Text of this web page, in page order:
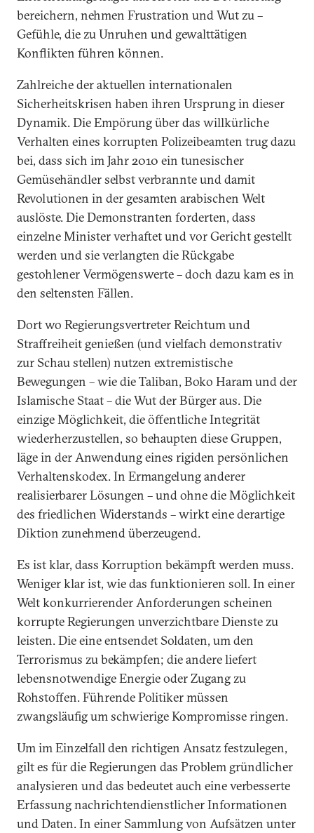
bereichern, nehmen Frustration und Wut zu –
Gefühle, die zu Unruhen und gewalttätigen
Konflikten führen können.
Zahlreiche der aktuellen internationalen
Sicherheitskrisen haben ihren Ursprung in dieser
Dynamik. Die Empörung über das willkürliche
Verhalten eines korrupten Polizeibeamten trug dazu
bei, dass sich im Jahr 2010 ein tunesischer
Gemüsehändler selbst verbrannte und damit
Revolutionen in der gesamten arabischen Welt
auslöste. Die Demonstranten forderten, dass
einzelne Minister verhaftet und vor Gericht gestellt
werden und sie verlangten die Rückgabe
gestohlener Vermögenswerte – doch dazu kam es in
den seltensten Fällen.
Dort wo Regierungsvertreter Reichtum und
Straffreiheit genießen (und vielfach demonstrativ
zur Schau stellen) nutzen extremistische
Bewegungen – wie die Taliban, Boko Haram und der
Islamische Staat – die Wut der Bürger aus. Die
einzige Möglichkeit, die öffentliche Integrität
wiederherzustellen, so behaupten diese Gruppen,
läge in der Anwendung eines rigiden persönlichen
Verhaltenskodex. In Ermangelung anderer
realisierbarer Lösungen – und ohne die Möglichkeit
des friedlichen Widerstands – wirkt eine derartige
Diktion zunehmend überzeugend.
Es ist klar, dass Korruption bekämpft werden muss.
Weniger klar ist, wie das funktionieren soll. In einer
Welt konkurrierender Anforderungen scheinen
korrupte Regierungen unverzichtbare Dienste zu
leisten. Die eine entsendet Soldaten, um den
Terrorismus zu bekämpfen; die andere liefert
lebensnotwendige Energie oder Zugang zu
Rohstoffen. Führende Politiker müssen
zwangsläufig um schwierige Kompromisse ringen.
Um im Einzelfall den richtigen Ansatz festzulegen,
gilt es für die Regierungen das Problem gründlicher
analysieren und das bedeutet auch eine verbesserte
Erfassung nachrichtendienstlicher Informationen
und Daten. In einer Sammlung von Aufsätzen unter